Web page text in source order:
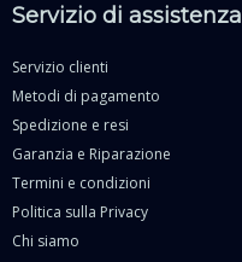
Servizio di assistenza
Servizio clienti
Metodi di pagamento
Spedizione e resi
Garanzia e Riparazione
Termini e condizioni
Politica sulla Privacy
Chi siamo